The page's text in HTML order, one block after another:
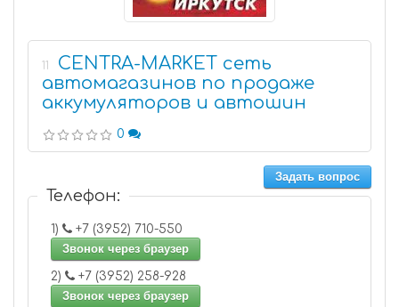
11
CENTRA-MARKET сеть
автомагазинов по продаже
аккумуляторов и автошин
0
Задать вопрос
Телефон:
1)
+7 (3952) 710-550
Звонок через браузер
2)
+7 (3952) 258-928
Звонок через браузер